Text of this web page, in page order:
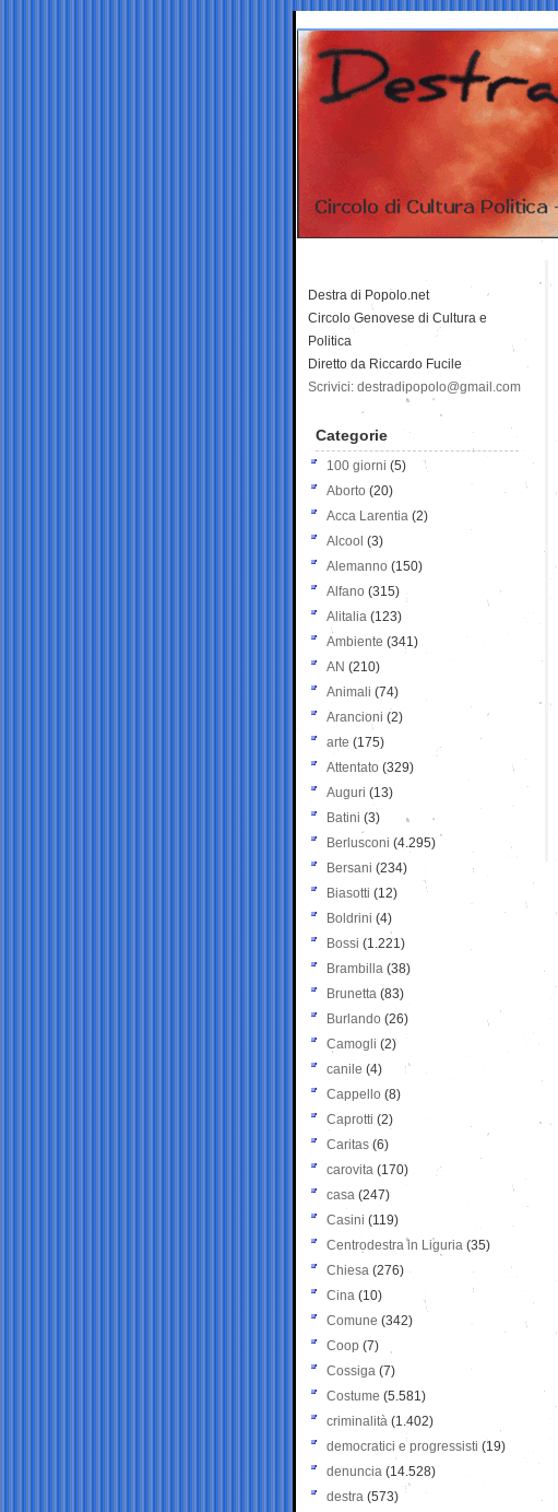
Destra di Popolo.net
Circolo Genovese di Cultura e
Politica
Diretto da Riccardo Fucile
Scrivici: destradipopolo@gmail.com
Categorie
100 giorni (5)
Aborto (20)
Acca Larentia (2)
Alcool (3)
Alemanno (150)
Alfano (315)
Alitalia (123)
Ambiente (341)
AN (210)
Animali (74)
Arancioni (2)
arte (175)
Attentato (329)
Auguri (13)
Batini (3)
Berlusconi (4.295)
Bersani (234)
Biasotti (12)
Boldrini (4)
Bossi (1.221)
Brambilla (38)
Brunetta (83)
Burlando (26)
Camogli (2)
canile (4)
Cappello (8)
Caprotti (2)
Caritas (6)
carovita (170)
casa (247)
Casini (119)
Centrodestra in Liguria (35)
Chiesa (276)
Cina (10)
Comune (342)
Coop (7)
Cossiga (7)
Costume (5.581)
criminalità (1.402)
democratici e progressisti (19)
denuncia (14.528)
destra (573)